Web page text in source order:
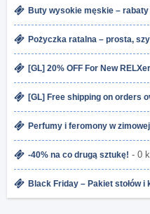
Buty wysokie męskie – rabaty
Pożyczka ratalna – prosta,
[GL] 20% OFF For New
[GL] Free shipping on orders
Perfumy i feromony w
-40% na co drugą sztukę! - 0
Black Friday – Pakiet stołów i